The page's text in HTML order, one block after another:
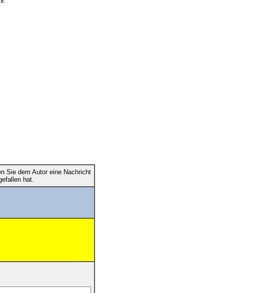
Sie dem Autor eine Nachricht
hat.